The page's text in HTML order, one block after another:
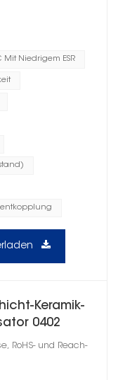
Mit Niedrigem ESR
Keramik-
0402
RoHS- und Reach-